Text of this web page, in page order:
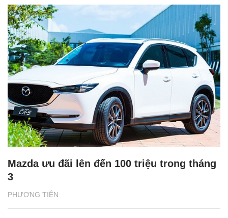
PHƯƠNG TIỆN
Mazda ưu đãi lên đến 100 triệu trong tháng
3